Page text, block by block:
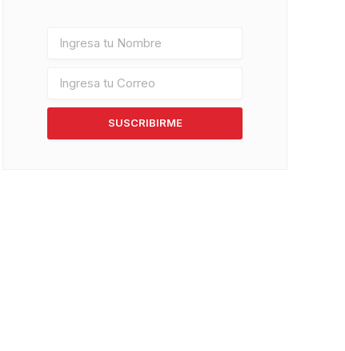
SUSCRIBIRME